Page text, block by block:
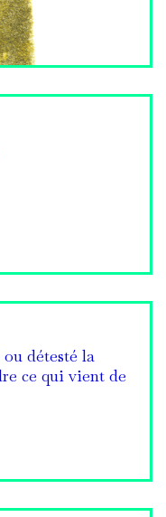
ou détesté la
ce qui vient de